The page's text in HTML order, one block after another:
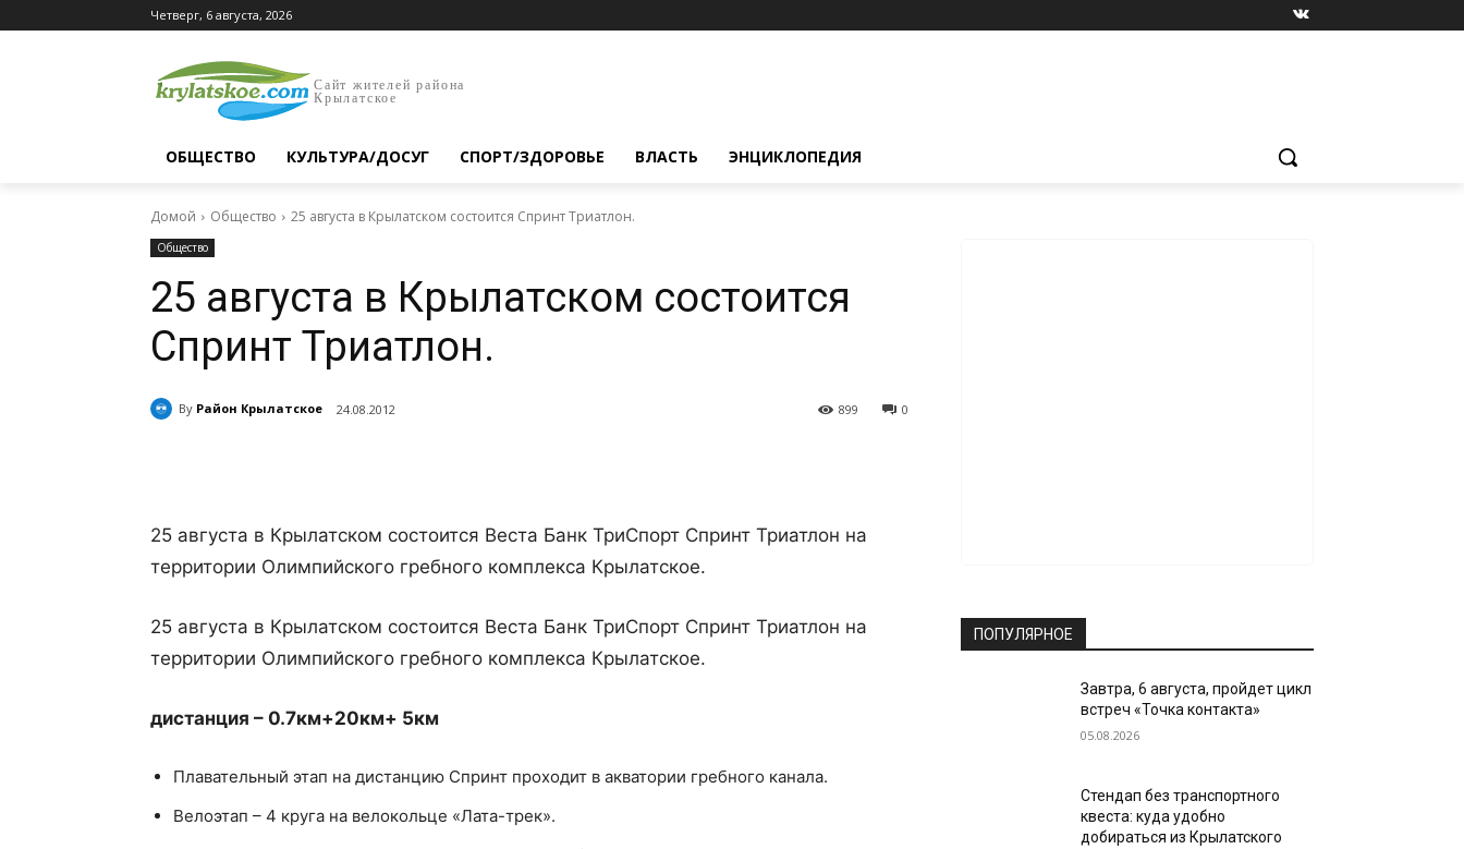
Четверг, 6 августа, 2026
Сайт жителей района
Крылатское
ОБЩЕСТВО КУЛЬТУРА/ДОСУГ СПОРТ/ЗДОРОВЬЕ ВЛАСТЬ ЭНЦИКЛОПЕДИЯ
Домой Общество 25 августа в Крылатском состоится Спринт Триатлон.
Общество
25 августа в Крылатском состоится
Спринт Триатлон.
By Район Крылатское 24.08.2012 0
899
25 августа в Крылатском состоится Веста Банк ТриСпорт Спринт Триатлон на
территории Олимпийского гребного комплекса Крылатское.
25 августа в Крылатском состоится Веста Банк ТриСпорт Спринт Триатлон на
территории Олимпийского гребного комплекса Крылатское.
дистанция – 0.7км+20км+ 5км
Плавательный этап на дистанцию Спринт проходит в акватории гребного канала.
Велоэтап – 4 круга на велокольце «Лата-трек».
ПОПУЛЯРНОЕ
Завтра, 6 августа, пройдет цикл
встреч «Точка контакта»
05.08.2026
Стендап без транспортного
квеста: куда удобно
добираться из Крылатского